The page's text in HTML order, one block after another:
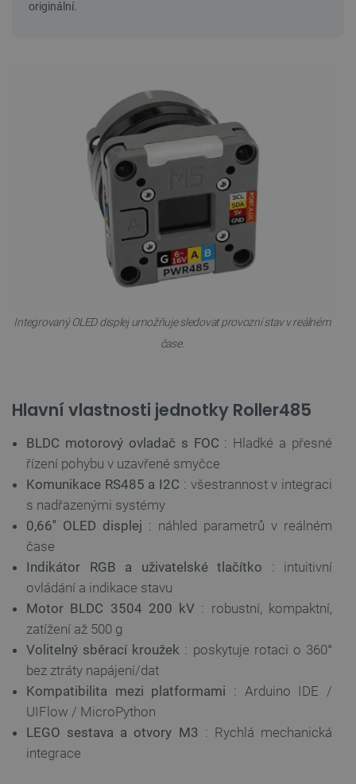
Integrovaný OLED displej umožňuje sledovat provozní stav v reálném
čase.
Hlavní vlastnosti jednotky Roller485
BLDC motorový ovladač s FOC : Hladké a přesné
řízení pohybu v uzavřené smyčce
Komunikace RS485 a I2C : všestrannost v integraci
s nadřazenými systémy
0,66'' OLED displej : náhled parametrů v reálném
čase
Indikátor RGB a uživatelské tlačítko : intuitivní
ovládání a indikace stavu
Motor BLDC 3504 200 kV : robustní, kompaktní,
zatížení až 500 g
Volitelný sběrací kroužek : poskytuje rotaci o 360°
bez ztráty napájení/dat
Kompatibilita mezi platformami : Arduino IDE /
UIFlow / MicroPython
LEGO sestava a otvory M3 : Rychlá mechanická
integrace